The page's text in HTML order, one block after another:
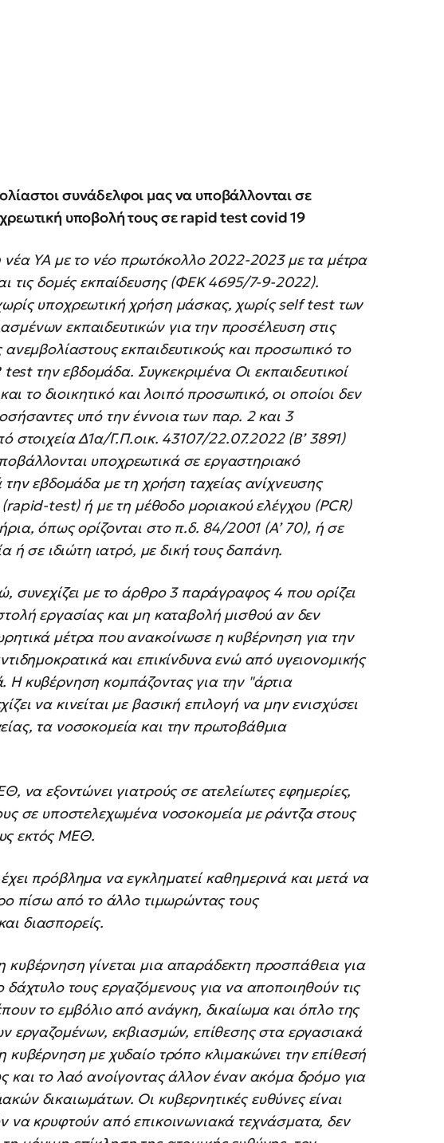
συνάδελφοι μας να υποβάλλονται σε
υποβολή τους σε rapid test covid 19
νέα ΥΑ με τo νέο πρωτόκολλο 2022-2023 με τα μέτρα
τις δομές εκπαίδευσης (ΦΕΚ 4695/7-9-2022).
υποχρεωτική χρήση μάσκας, χωρίς self test των
εκπαιδευτικών για την προσέλευση στις
εκπαιδευτικούς και προσωπικό το
την εβδομάδα. Συγκεκριμένα Οι εκπαιδευτικοί
το διοικητικό και λοιπό προσωπικό, οι οποίοι δεν
υπό την έννοια των παρ. 2 και 3
στοιχεία Δ1α/Γ.Π.οικ. 43107/22.07.2022 (Β’ 3891)
υποχρεωτικά σε εργαστηριακό
εβδομάδα με τη χρήση ταχείας ανίχνευσης
test) ή με τη μέθοδο μοριακού ελέγχου (PCR)
όπως ορίζονται στο π.δ. 84/2001 (Α’ 70), ή σε
ή σε ιδιώτη ιατρό, με δική τους δαπάνη.
συνεχίζει με το άρθρο 3 παράγραφος 4 που ορίζει
εργασίας και μη καταβολή μισθού αν δεν
μέτρα που ανακοίνωσε η κυβέρνηση για την
και επικίνδυνα ενώ από υγειονομικής
Η κυβέρνηση κομπάζοντας για την "άρτια
να κινείται με βασική επιλογή να μην ενισχύσει
τα νοσοκομεία και την πρωτοβάθμια
να εξοντώνει γιατρούς σε ατελείωτες εφημερίες,
σε υποστελεχωμένα νοσοκομεία με ράντζα στους
εκτός ΜΕΘ.
πρόβλημα να εγκληματεί καθημερινά και μετά να
πίσω από το άλλο τιμωρώντας τους
διασπορείς.
γίνεται μια απαράδεκτη προσπάθεια για
τους εργαζόμενους για να αποποιηθούν τις
το εμβόλιο από ανάγκη, δικαίωμα και όπλο της
εργαζομένων, εκβιασμών, επίθεσης στα εργασιακά
κυβέρνηση με χυδαίο τρόπο κλιμακώνει την επίθεσή
και το λαό ανοίγοντας άλλον έναν ακόμα δρόμο για
δικαιωμάτων. Οι κυβερνητικές ευθύνες είναι
να κρυφτούν από επικοινωνιακά τεχνάσματα, δεν